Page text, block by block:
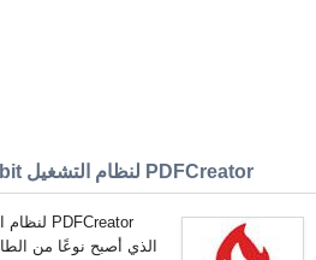
PDFCreator لنظام التشغيل Windows 7 32/64 bit
الذي أصبح نوعًا من